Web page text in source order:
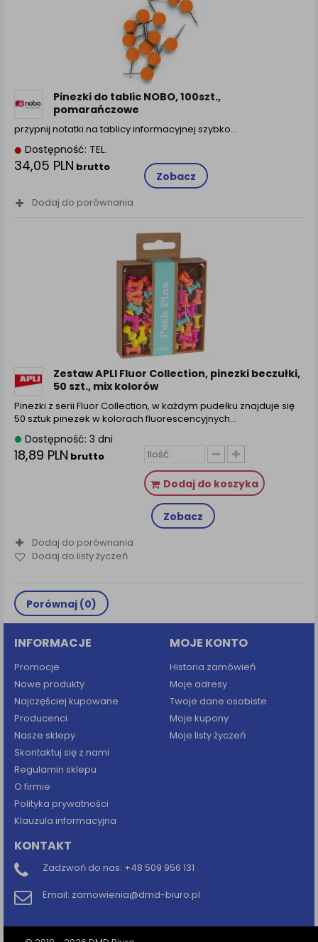
Pinezki do tablic NOBO, 100szt.,
pomarańczowe
przypnij notatki na tablicy informacyjnej szybko…
Dostępność: TEL.
34,05 PLN brutto
Zobacz
Dodaj do porównania
Zestaw APLI Fluor Collection, pinezki beczułki,
50 szt., mix kolorów
Pinezki z serii Fluor Collection, w każdym pudełku znajduje się
50 sztuk pinezek w kolorach fluorescencyjnych…
Dostępność: 3 dni
18,89 PLN brutto
Dodaj do koszyka
Zobacz
Dodaj do porównania
Dodaj do listy życzeń
Porównaj (0)
INFORMACJE
Promocje
Nowe produkty
Najczęściej kupowane
Producenci
Nasze sklepy
Skontaktuj się z nami
Regulamin sklepu
O firmie
Polityka prywatności
Klauzula informacyjna
MOJE KONTO
Historia zamówień
Moje adresy
Twoje dane osobiste
Moje kupony
Moje listy życzeń
KONTAKT
Zadzwoń do nas: +48 509 956 131
Email: zamowienia@dmd-biuro.pl